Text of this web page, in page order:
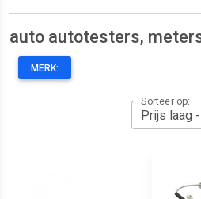
auto autotesters,
MERK:
Sorteer op: